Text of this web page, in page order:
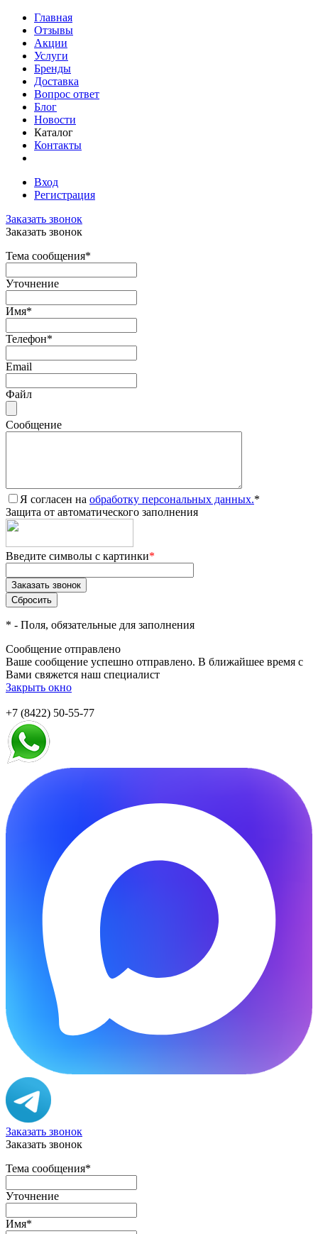
Главная
Отзывы
Акции
Услуги
Бренды
Доставка
Вопрос ответ
Блог
Новости
Каталог
Контакты
Вход
Регистрация
Заказать звонок
Заказать звонок
Тема сообщения*
Уточнение
Имя*
Телефон*
Email
Файл
Сообщение
Я согласен на обработку персональных данных.*
Защита от автоматического заполнения
Введите символы с картинки*
* - Поля, обязательные для заполнения
Сообщение отправлено
Ваше сообщение успешно отправлено. В ближайшее время с
Вами свяжется наш специалист
Закрыть окно
+7 (8422) 50-55-77
Заказать звонок
Заказать звонок
Тема сообщения*
Уточнение
Имя*